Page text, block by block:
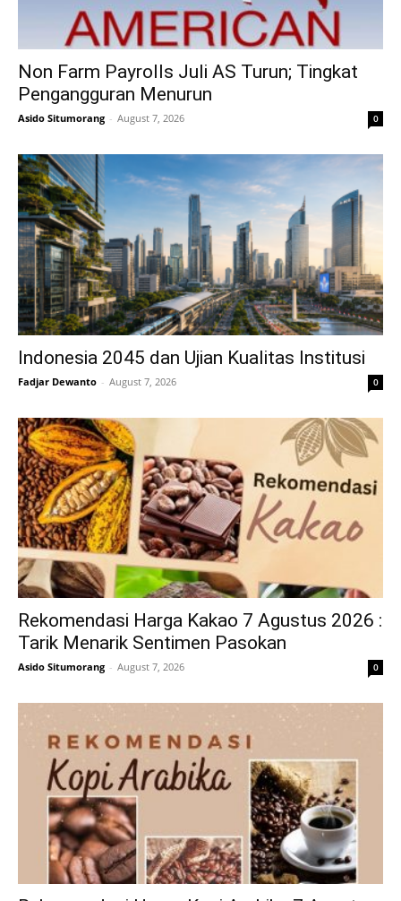
Non Farm Payrolls Juli AS Turun; Tingkat
Pengangguran Menurun
Asido Situmorang - August 7, 2026 0
Indonesia 2045 dan Ujian Kualitas Institusi
Fadjar Dewanto - August 7, 2026 0
Rekomendasi Harga Kakao 7 Agustus 2026 :
Tarik Menarik Sentimen Pasokan
Asido Situmorang - August 7, 2026 0